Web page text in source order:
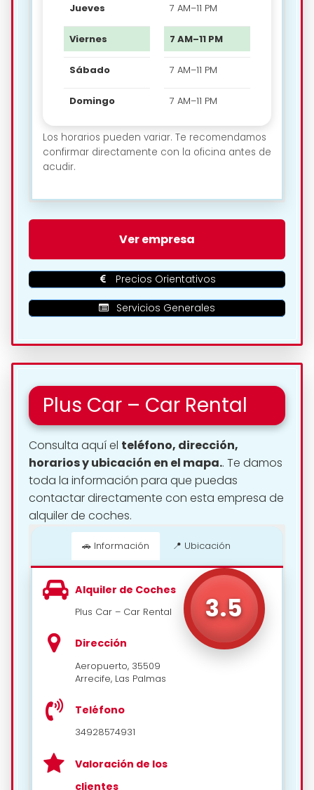
Jueves 7 AM–11 PM
Viernes 7 AM–11 PM
Sábado 7 AM–11 PM
Domingo 7 AM–11 PM
Los horarios pueden variar. Te recomendamos
confirmar directamente con la oficina antes de
acudir.
🗺️ Ubicación de Sixt –
Lanzarote Airport en Arrecife:
Ver empresa
Precios Orientativos
Servicios Generales
Plus Car – Car Rental
Consulta aquí el teléfono, dirección,
horarios y ubicación en el mapa.. Te damos
toda la información para que puedas
contactar directamente con esta empresa de
alquiler de coches.
🚗 Información 📍 Ubicación
3.5
Alquiler de Coches
Plus Car – Car Rental
Dirección
Aeropuerto, 35509
Arrecife, Las Palmas
Teléfono
34928574931
Valoración de los
clientes